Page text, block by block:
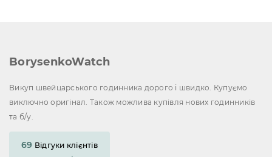
BorysenkoWatch
Викуп швейцарського годинника дорого і швидко. Купуємо
виключно оригінал. Також можлива купівля нових годинників
та б/у.
69 Відгуки клієнтів